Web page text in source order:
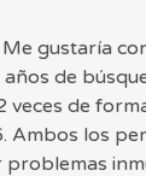
gustaría
de
veces de
Ambos los